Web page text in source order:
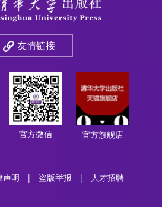
友情链接
官方微信 官方旗舰店
声明 | 盗版举报 | 人才招聘